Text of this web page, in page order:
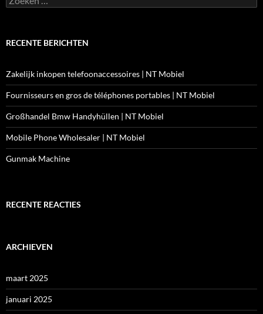
naar:
RECENTE BERICHTEN
Zakelijk inkopen telefoonaccessoires | NT Mobiel
Fournisseurs en gros de téléphones portables | NT Mobiel
Großhandel Bmw Handyhüllen | NT Mobiel
Mobile Phone Wholesaler | NT Mobiel
Gunmak Machine
RECENTE REACTIES
ARCHIEVEN
maart 2025
januari 2025